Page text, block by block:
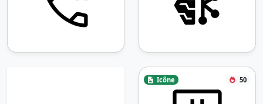
Icône 50